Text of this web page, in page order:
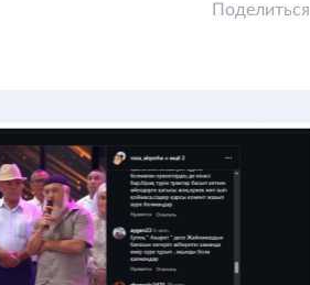
Поделиться